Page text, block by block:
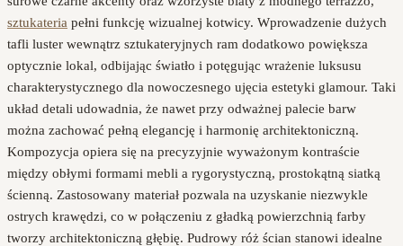
sztukateria pełni funkcję wizualnej kotwicy. Wprowadzenie dużych
tafli luster wewnątrz sztukateryjnych ram dodatkowo powiększa
optycznie lokal, odbijając światło i potęgując wrażenie luksusu
charakterystycznego dla nowoczesnego ujęcia estetyki glamour. Taki
układ detali udowadnia, że nawet przy odważnej palecie barw
można zachować pełną elegancję i harmonię architektoniczną.
Kompozycja opiera się na precyzyjnie wyważonym kontraście
między obłymi formami mebli a rygorystyczną, prostokątną siatką
ścienną. Zastosowany materiał pozwala na uzyskanie niezwykle
ostrych krawędzi, co w połączeniu z gładką powierzchnią farby
tworzy architektoniczną głębię. Pudrowy róż ścian stanowi idealne